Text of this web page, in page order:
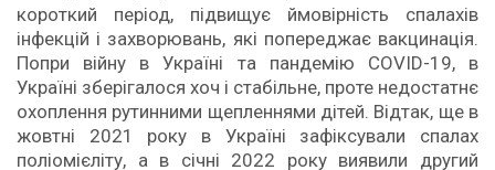
короткий період, підвищує ймовірність спалахів
інфекцій і захворювань, які попереджає вакцинація.
Попри війну в Україні та пандемію COVID-19, в
Україні зберігалося хоч і стабільне, проте недостатнє
охоплення рутинними щепленнями дітей. Відтак, ще в
жовтні 2021 року в Україні зафіксували спалах
поліомієліту, а в січні 2022 року виявили другий